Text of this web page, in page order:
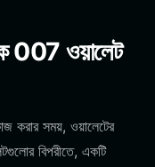
007 ওয়ালেট
করার সময়, ওয়ালেটের
বিপরীতে, একটি